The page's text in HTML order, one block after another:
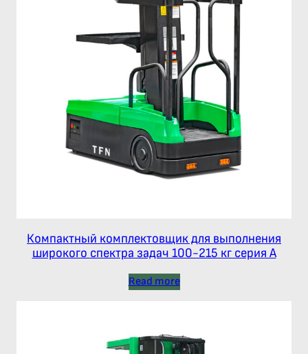
Компактный комплектовщик для выполнения
широкого спектра задач 100-215 кг серия А
Read more